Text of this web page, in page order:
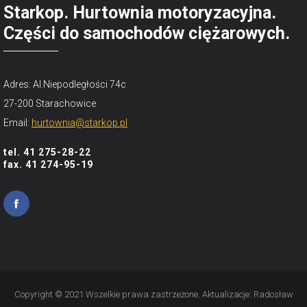
Starkop. Hurtownia motoryzacyjna.
Części do samochodów ciężarowych.
Adres: Al.Niepodległości 74c
27-200 Starachowice
Email: hurtownia@starkop.pl
tel. 41 275-28-22
fax. 41 274-95-19
Copyright © 2021 Wszelkie prawa zastrzeżone. Aktualizacje: Radosław